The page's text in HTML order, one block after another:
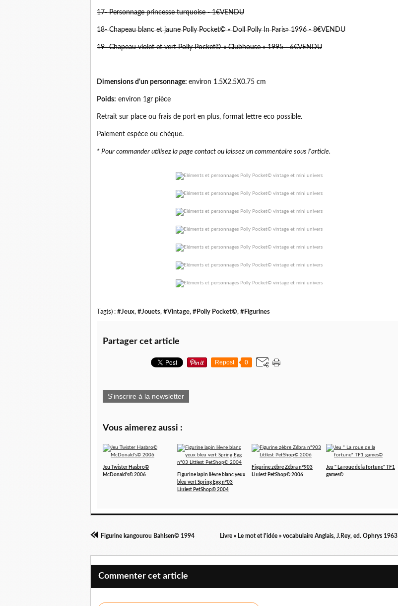
17- Personnage princesse turquoise - 1€VENDU
18- Chapeau blanc et jaune Polly Pocket© « Doll Polly In Paris» 1996 - 8€VENDU
19- Chapeau violet et vert Polly Pocket© « Clubhouse » 1995 - 6€VENDU
Dimensions d'un personnage: environ 1.5X2.5X0.75 cm
Poids: environ 1gr pièce
Retrait sur place ou frais de port en plus, format lettre eco possible.
Paiement espèce ou chèque.
* Pour commander utilisez la page contact ou laissez un commentaire sous l'article.
Tag(s) : #Jeux, #Jouets, #Vintage, #Polly Pocket©, #Figurines
Partager cet article
Repost 0
S'inscrire à la newsletter
Vous aimerez aussi :
Jeu Twister Hasbro©
McDonald's© 2006
Figurine lapin lièvre blanc yeux
bleu vert Spring Egg n°03
Littlest PetShop© 2004
Figurine zèbre Zébra n°903
Littlest PetShop© 2006
Jeu " La roue de la fortune" TF1
games©
Figurine kangourou Bahlsen© 1994 Livre « Le mot et l'idée » vocabulaire Anglais, J.Rey, ed. Ophrys 1963
Commenter cet article